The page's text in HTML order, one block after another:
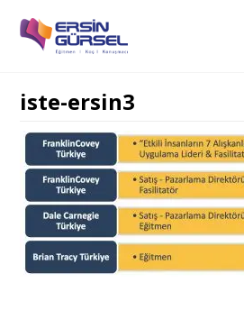
iste-ersin3